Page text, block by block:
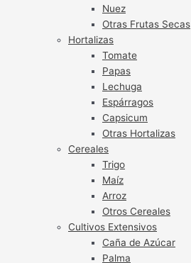
Nuez
Otras Frutas Secas
Hortalizas
Tomate
Papas
Lechuga
Espárragos
Capsicum
Otras Hortalizas
Cereales
Trigo
Maíz
Arroz
Otros Cereales
Cultivos Extensivos
Caña de Azúcar
Palma